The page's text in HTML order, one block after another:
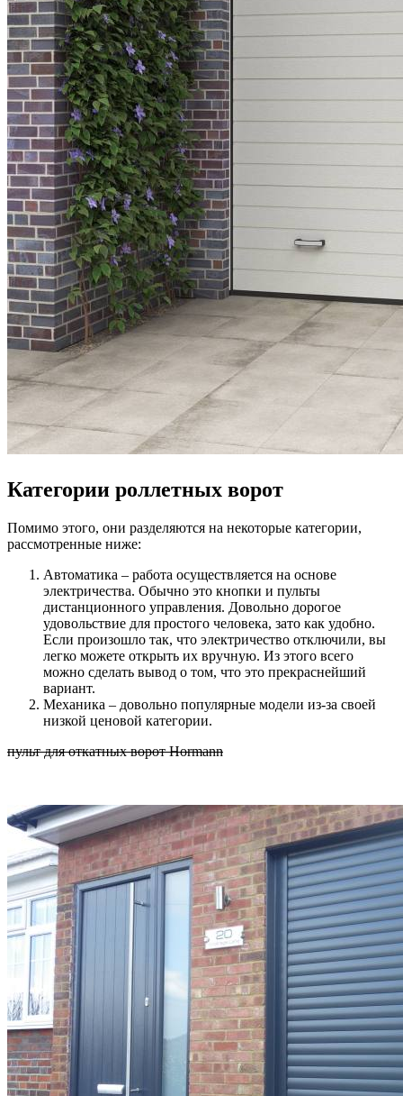
Категории роллетных ворот
Помимо этого, они разделяются на некоторые категории,
рассмотренные ниже:
Автоматика – работа осуществляется на основе
электричества. Обычно это кнопки и пульты
дистанционного управления. Довольно дорогое
удовольствие для простого человека, зато как удобно.
Если произошло так, что электричество отключили, вы
легко можете открыть их вручную. Из этого всего
можно сделать вывод о том, что это прекраснейший
вариант.
Механика – довольно популярные модели из-за своей
низкой ценовой категории.
пульт для откатных ворот Hormann